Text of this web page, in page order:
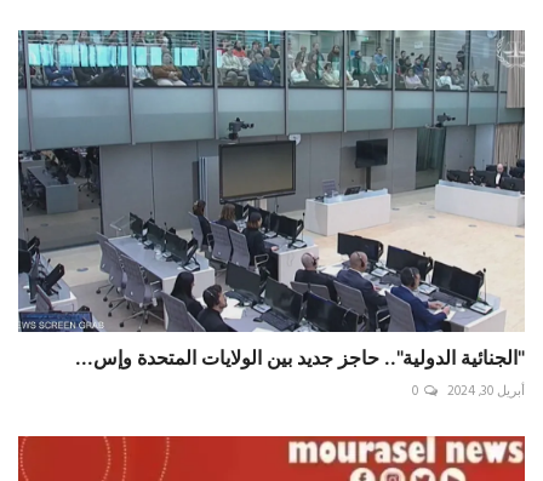
"الجنائية الدولية".. حاجز جديد بين الولايات المتحدة وإس...
أبريل 30, 2024 0